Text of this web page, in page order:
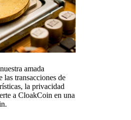
amada
las transacciones de
la privacidad
a CloakCoin en una